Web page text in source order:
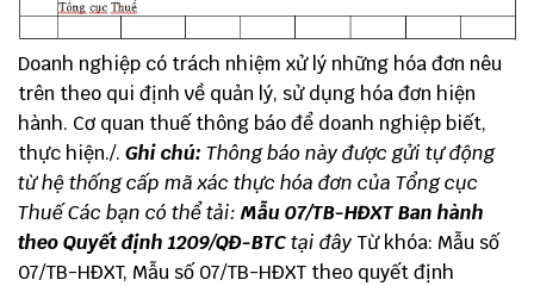
Doanh nghiệp có trách nhiệm xử lý những hóa đơn nêu
trên theo qui định về quản lý, sử dụng hóa đơn hiện
hành. Cơ quan thuế thông báo để doanh nghiệp biết,
thực hiện./. Ghi chú: Thông báo này được gửi tự động
từ hệ thống cấp mã xác thực hóa đơn của Tổng cục
ThuếCác bạn có thể tải: Mẫu 07/TB-HĐXT Ban hành
theo Quyết định 1209/QĐ-BTCtại đây Từ khóa: Mẫu số
07/TB-HĐXT, Mẫu số 07/TB-HĐXT theo quyết định